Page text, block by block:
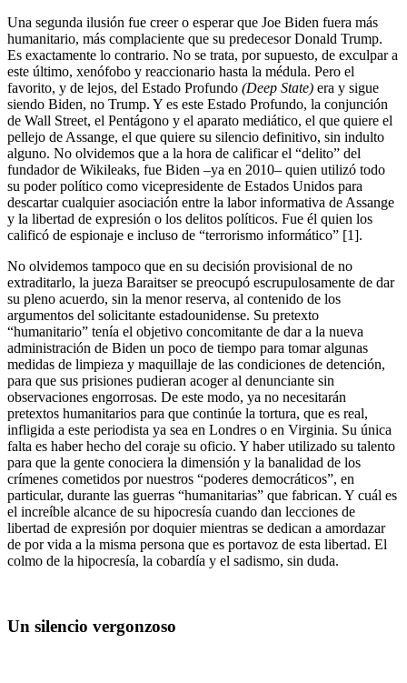
Una segunda ilusión fue creer o esperar que Joe Biden fuera más
humanitario, más complaciente que su predecesor Donald Trump.
Es exactamente lo contrario. No se trata, por supuesto, de exculpar a
este último, xenófobo y reaccionario hasta la médula. Pero el
favorito, y de lejos, del Estado Profundo (Deep State) era y sigue
siendo Biden, no Trump. Y es este Estado Profundo, la conjunción
de Wall Street, el Pentágono y el aparato mediático, el que quiere el
pellejo de Assange, el que quiere su silencio definitivo, sin indulto
alguno. No olvidemos que a la hora de calificar el “delito” del
fundador de Wikileaks, fue Biden –ya en 2010– quien utilizó todo
su poder político como vicepresidente de Estados Unidos para
descartar cualquier asociación entre la labor informativa de Assange
y la libertad de expresión o los delitos políticos. Fue él quien los
calificó de espionaje e incluso de “terrorismo informático” [1].
No olvidemos tampoco que en su decisión provisional de no
extraditarlo, la jueza Baraitser se preocupó escrupulosamente de dar
su pleno acuerdo, sin la menor reserva, al contenido de los
argumentos del solicitante estadounidense. Su pretexto
“humanitario” tenía el objetivo concomitante de dar a la nueva
administración de Biden un poco de tiempo para tomar algunas
medidas de limpieza y maquillaje de las condiciones de detención,
para que sus prisiones pudieran acoger al denunciante sin
observaciones engorrosas. De este modo, ya no necesitarán
pretextos humanitarios para que continúe la tortura, que es real,
infligida a este periodista ya sea en Londres o en Virginia. Su única
falta es haber hecho del coraje su oficio. Y haber utilizado su talento
para que la gente conociera la dimensión y la banalidad de los
crímenes cometidos por nuestros “poderes democráticos”, en
particular, durante las guerras “humanitarias” que fabrican. Y cuál es
el increíble alcance de su hipocresía cuando dan lecciones de
libertad de expresión por doquier mientras se dedican a amordazar
de por vida a la misma persona que es portavoz de esta libertad. El
colmo de la hipocresía, la cobardía y el sadismo, sin duda.
Un silencio vergonzoso